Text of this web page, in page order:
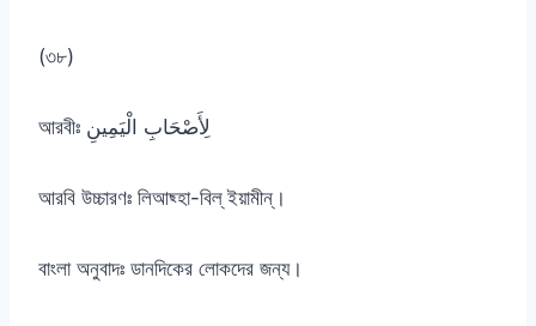
(৩৮)
আরবীঃ لِأَصْحَابِ الْيَمِينِ
আরবি উচ্চারণঃ লিআছ্হা-বিল্ ইয়ামীন্।
বাংলা অনুবাদঃ ডানদিকের লোকদের জন্য।